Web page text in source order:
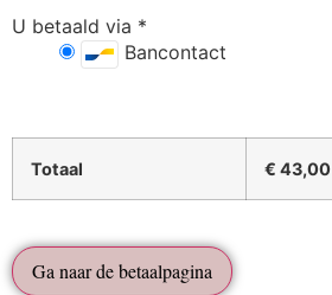
U betaald via *
Bancontact
Totaal € 43,00
Ga naar de betaalpagina